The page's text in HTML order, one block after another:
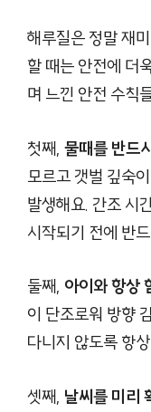
해루질은 정말 재
할 때는 안전에 더
며 느낀 안전 수칙
첫째, 물때를 반드
모르고 갯벌 깊숙
발생해요. 간조 시
시작되기 전에 반
둘째, 아이와 항상
이 단조로워 방향
다니지 않도록 항
셋째, 날씨를 미리